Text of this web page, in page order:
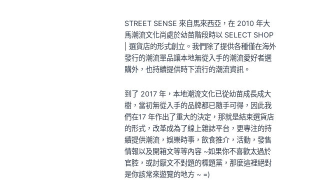
STREET SENSE 來自馬來西亞，在 2010 年大
馬潮流文化尚處於幼苗階段時以 SELECT SHOP
| 選貨店的形式創立。我們除了提供各種僅在海外
發行的潮流單品讓本地無從入手的潮流愛好者選
購外，也持續提供時下流行的潮流資訊。
到了 2017 年，本地潮流文化已從幼苗成長成大
樹，當初無從入手的品牌都已隨手可得，因此我
們在17 年作出了重大的決定，那就是結束選貨店
的形式，改革成為了線上雜誌平台，更專注的持
續提供潮流，娛樂時事，飲食推介，活動，發售
情報以及開箱文等等內容 ~如果你不喜歡太過於
官腔，或討厭文不對題的標題黨，那麼這裡絕對
是你該常來遊覽的地方 ~ =)